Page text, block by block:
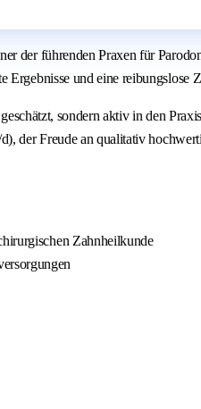
der führenden Praxen für
und eine reibungslose
sondern aktiv in den
der Freude an qualitativ
Zahnheilkunde